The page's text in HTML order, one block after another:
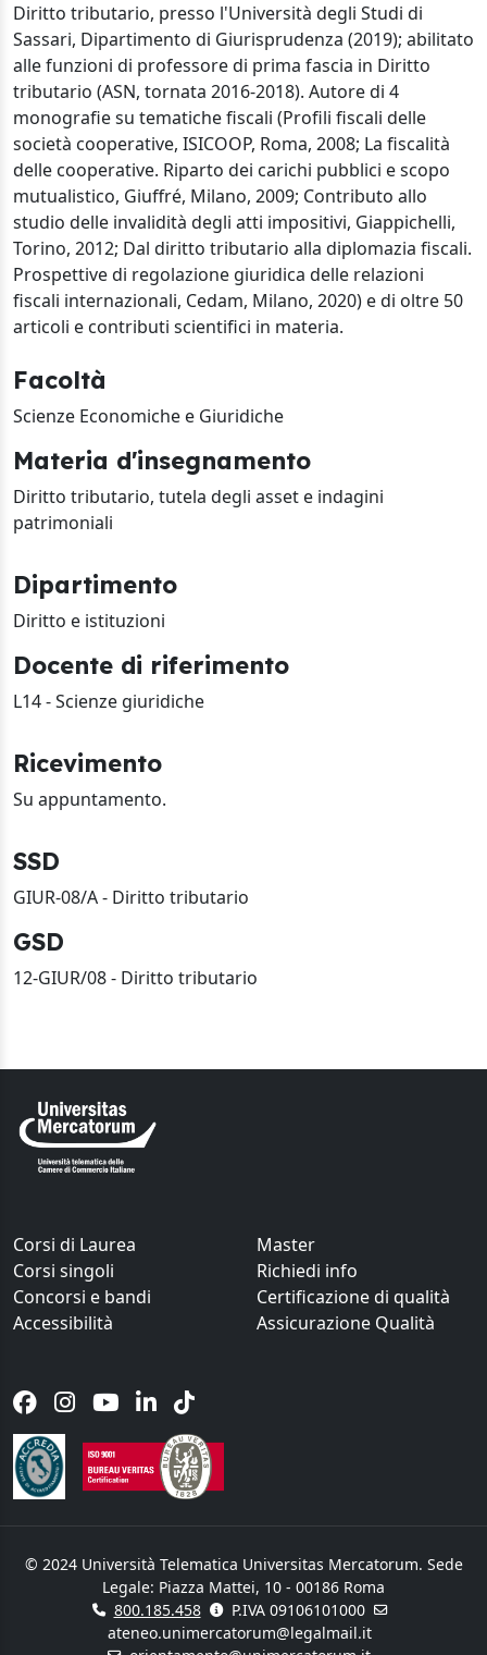
Diritto tributario, presso l'Università degli Studi di
Sassari, Dipartimento di Giurisprudenza (2019); abilitato
alle funzioni di professore di prima fascia in Diritto
tributario (ASN, tornata 2016-2018). Autore di 4
monografie su tematiche fiscali (Profili fiscali delle
società cooperative, ISICOOP, Roma, 2008; La fiscalità
delle cooperative. Riparto dei carichi pubblici e scopo
mutualistico, Giuffré, Milano, 2009; Contributo allo
studio delle invalidità degli atti impositivi, Giappichelli,
Torino, 2012; Dal diritto tributario alla diplomazia fiscali.
Prospettive di regolazione giuridica delle relazioni
fiscali internazionali, Cedam, Milano, 2020) e di oltre 50
articoli e contributi scientifici in materia.
Facoltà
Scienze Economiche e Giuridiche
Materia d'insegnamento
Diritto tributario, tutela degli asset e indagini
patrimoniali
Dipartimento
Diritto e istituzioni
Docente di riferimento
L14 - Scienze giuridiche
Ricevimento
Su appuntamento.
SSD
GIUR-08/A - Diritto tributario
GSD
12-GIUR/08 - Diritto tributario
Corsi di Laurea
Master
Corsi singoli
Richiedi info
Concorsi e bandi
Certificazione di qualità
Accessibilità
Assicurazione Qualità
© 2024 Università Telematica Universitas Mercatorum. Sede
Legale: Piazza Mattei, 10 - 00186 Roma
800.185.458
P.IVA 09106101000
ateneo.unimercatorum@legalmail.it